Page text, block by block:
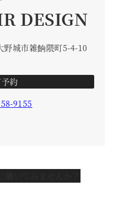
DESIGN
野城市雑餉隈町5-4-10
予約
9155